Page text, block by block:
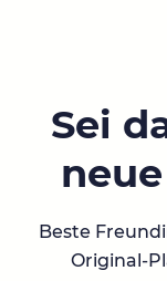
Sei
Beste
Original-